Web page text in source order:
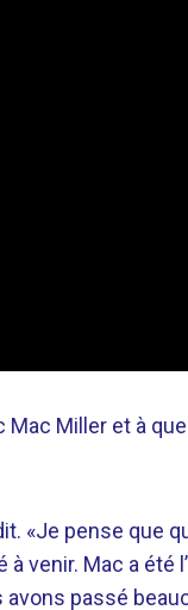
Mac Miller et à
«Je pense que
venir. Mac a été
avons passé